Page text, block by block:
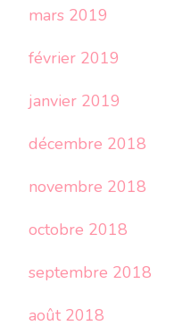
mars 2019
février 2019
janvier 2019
décembre 2018
novembre 2018
octobre 2018
septembre 2018
août 2018